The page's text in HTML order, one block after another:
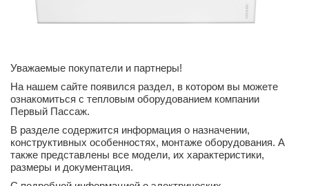
Уважаемые покупатели и партнеры!
На нашем сайте появился раздел, в котором вы можете
ознакомиться с тепловым оборудованием компании
Первый Пассаж.
В разделе содержится информация о назначении,
конструктивных особенностях, монтаже оборудования. А
также представлены все модели, их характеристики,
размеры и документация.